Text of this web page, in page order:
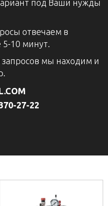
под Ваши нужды
отвечаем в
10 минут.
запросов мы находим и
27-22